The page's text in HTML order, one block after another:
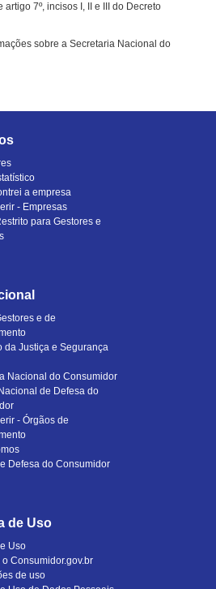
7º, incisos I, II e III do Decreto
sobre a Secretaria Nacional do
a empresa
- Empresas
para Gestores e
e de
da Justiça e Segurança
Nacional do Consumidor
de Defesa do
- Órgãos de
Defesa do Consumidor
de Uso
Uso
Consumidor.gov.br
de uso